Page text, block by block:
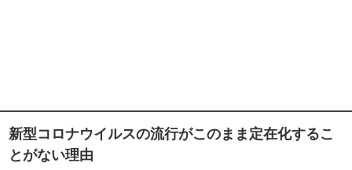
新型コロナウイルスの流行がこのまま定在化するこ
とがない理由